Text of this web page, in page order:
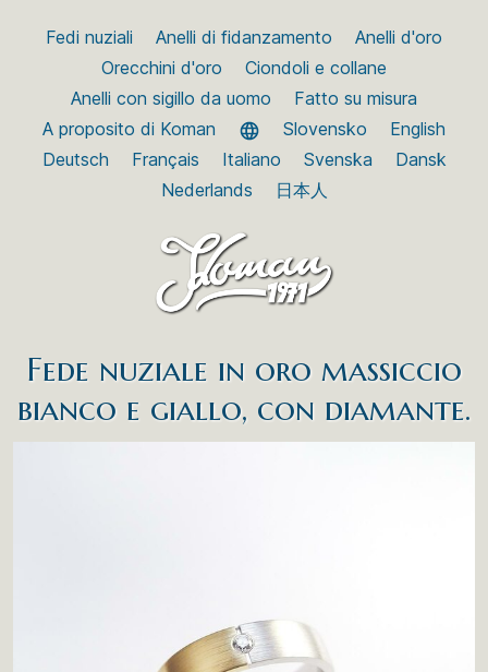
Fedi nuziali Anelli di fidanzamento
Anelli d'oro
Orecchini d'oro
Ciondoli e collane
Anelli con sigillo da uomo
Fatto su misura
A proposito di Koman
Slovensko
English
Deutsch
Français Italiano Svenska
Dansk
Nederlands
日本人
Fede nuziale in oro massiccio
bianco e giallo, con diamante.